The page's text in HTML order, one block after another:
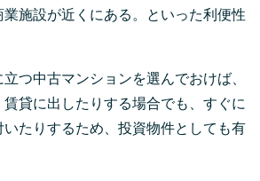
施設が近くにある。といった利便性
つ中古マンションを選んでおけば、
貸に出したりする場合でも、すぐに
たりするため、投資物件としても有